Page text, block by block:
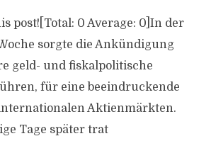
post![Total: 0 Average: 0]In der
sorgte die Ankündigung
geld- und fiskalpolitische
für eine beeindruckende
Aktienmärkten.
Tage später trat